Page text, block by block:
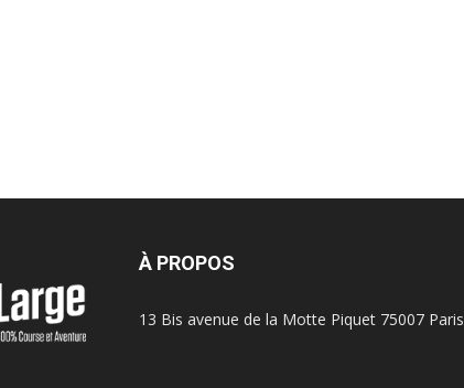
À PROPOS
13 Bis avenue de la Motte Piquet 75007 Paris